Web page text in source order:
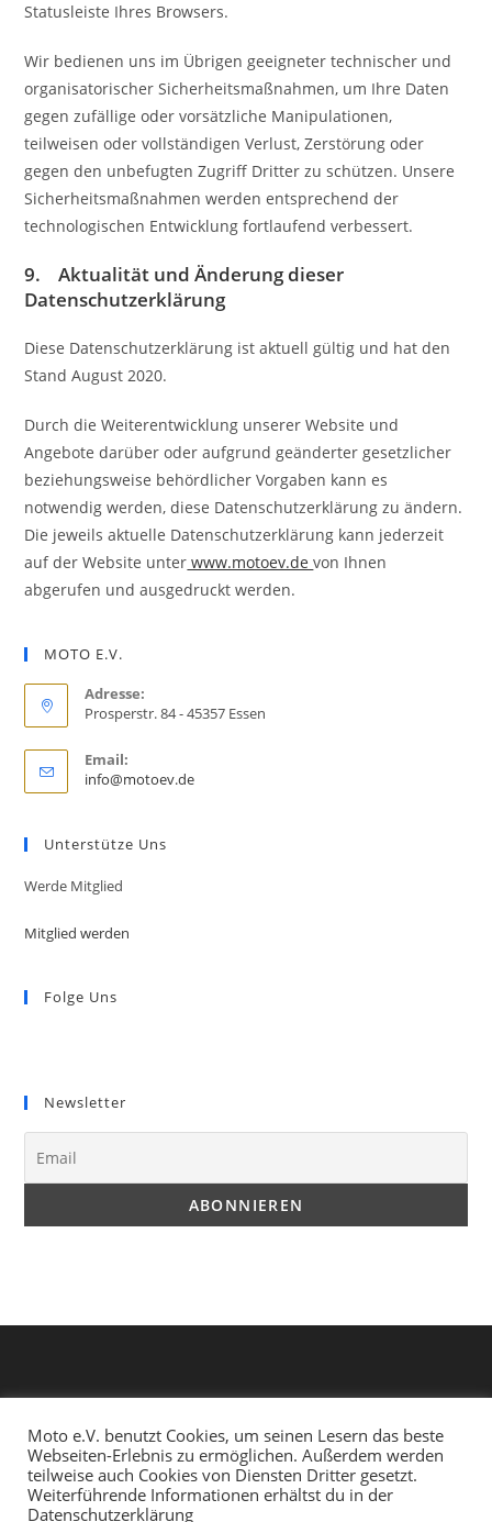
Statusleiste Ihres Browsers.
Wir bedienen uns im Übrigen geeigneter technischer und
organisatorischer Sicherheitsmaßnahmen, um Ihre Daten
gegen zufällige oder vorsätzliche Manipulationen,
teilweisen oder vollständigen Verlust, Zerstörung oder
gegen den unbefugten Zugriff Dritter zu schützen. Unsere
Sicherheitsmaßnahmen werden entsprechend der
technologischen Entwicklung fortlaufend verbessert.
9. Aktualität und Änderung dieser
Datenschutzerklärung
Diese Datenschutzerklärung ist aktuell gültig und hat den
Stand August 2020.
Durch die Weiterentwicklung unserer Website und
Angebote darüber oder aufgrund geänderter gesetzlicher
beziehungsweise behördlicher Vorgaben kann es
notwendig werden, diese Datenschutzerklärung zu ändern.
Die jeweils aktuelle Datenschutzerklärung kann jederzeit
auf der Website unter www.motoev.devon Ihnen
abgerufen und ausgedruckt werden.
MOTO E.V.
Adresse:
Prosperstr. 84 - 45357 Essen
Email:
info@motoev.deOpens
Unterstütze Uns
Werde Mitglied
Mitglied werden
Folge Uns
new
tab
a
new
tab
Newsletter
Moto e.V. benutzt Cookies, um seinen Lesern das beste
Webseiten-Erlebnis zu ermöglichen. Außerdem werden
teilweise auch Cookies von Diensten Dritter gesetzt.
Weiterführende Informationen erhältst du in der
Datenschutzerklärung